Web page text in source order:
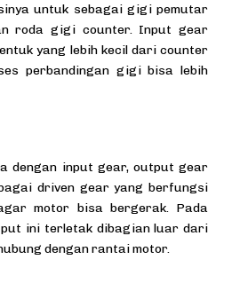
untuk sebagai gigi pemutar
roda gigi counter. Input gear
yang lebih kecil dari counter
perbandingan gigi bisa lebih
dengan input gear, output gear
driven gear yang berfungsi
motor bisa bergerak. Pada
ini terletak dibagian luar dari
dengan rantai motor.